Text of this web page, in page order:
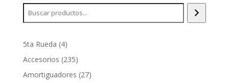
5ta Rueda 44
productos
Accesorios 235235
productos
Amortiguadores 2727